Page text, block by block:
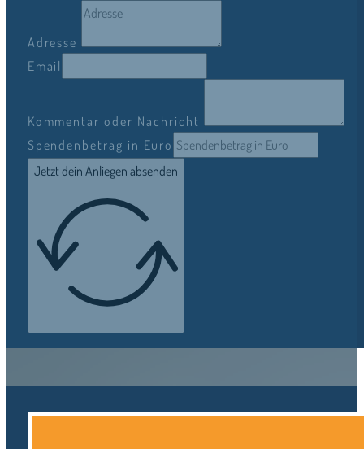
Adresse
Email
Kommentar oder Nachricht
Spendenbetrag in Euro
Jetzt dein Anliegen absenden